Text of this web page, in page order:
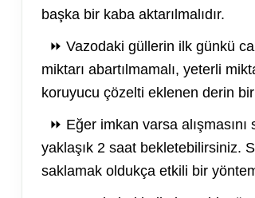
başka bir kaba aktarılmalıdır.
⏩ Vazodaki güllerin ilk günkü
miktarı abartılmamalı, yeterli
koruyucu çözelti eklenen derin
⏩ Eğer imkan varsa
yaklaşık 2 saat bekletebilirsiniz.
saklamak oldukça etkili bir